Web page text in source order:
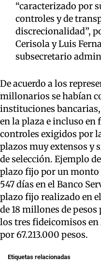
“caracterizado por
controles y de
discrecionalidad”,
Cerisola y Luis
subsecretario
De acuerdo a los
millonarios se habían
instituciones
en la plaza e incluso
controles exigidos por
plazos muy extensos y
de selección. Ejemplo
plazo fijo por un monto
547 días en el Banco
plazo fijo realizado en
de 18 millones de
los tres fideicomisos
por 67.213.000 pesos.
Etiquetas relacionadas